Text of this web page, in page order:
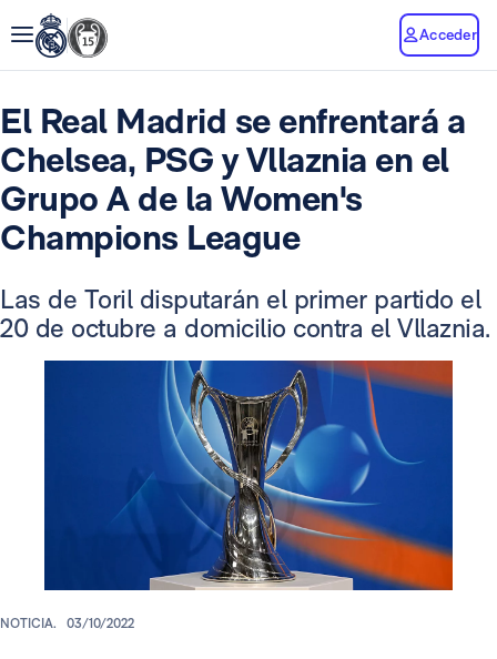
Acceder
El Real Madrid se enfrentará a
Chelsea, PSG y Vllaznia en el
Grupo A de la Women's
Champions League
Las de Toril disputarán el primer partido el
20 de octubre a domicilio contra el Vllaznia.
NOTICIA. 03/10/2022